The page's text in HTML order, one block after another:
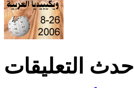
أحدث التعليقات